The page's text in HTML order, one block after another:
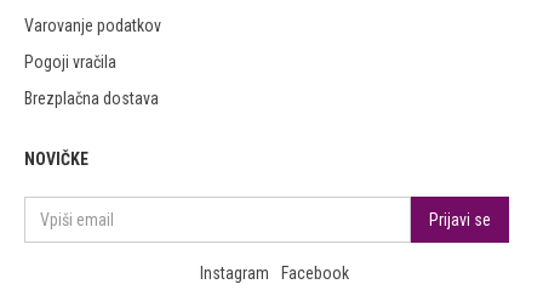
Varovanje podatkov
Pogoji vračila
Brezplačna dostava
NOVIČKE
Instagram
Facebook